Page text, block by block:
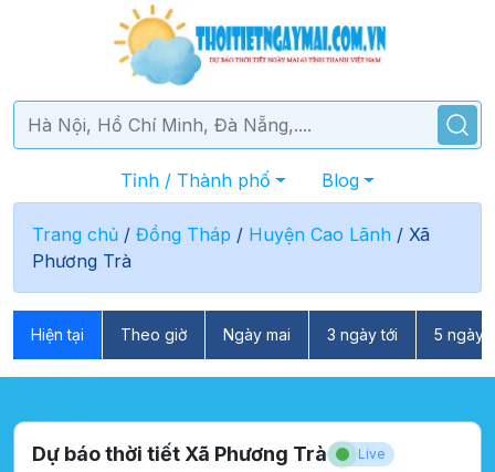
Tỉnh / Thành phố Blog
Trang chủ / Đồng Tháp / Huyện Cao Lãnh / Xã
Phương Trà
Hiện tại Theo giờ Ngày mai 3 ngày tới 5 ngày
Dự báo thời tiết Xã Phương Trà Live